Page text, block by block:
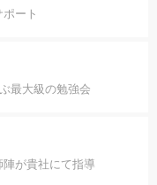
ート
最大級の勉強会
が貴社にて指導